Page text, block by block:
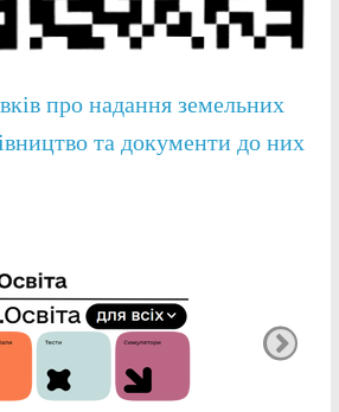
про надання земельних
та документи до них